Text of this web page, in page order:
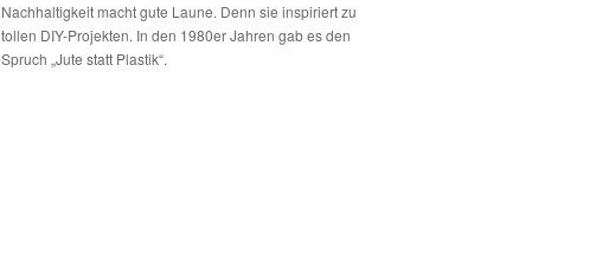
Nachhaltigkeit macht gute Laune. Denn sie inspiriert zu
tollen DIY-Projekten. In den 1980er Jahren gab es den
Spruch „Jute statt Plastik“.